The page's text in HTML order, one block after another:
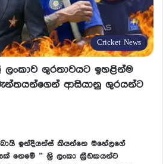
Cricket News
ලංකාව ශුරතාවයට ඉහළින්ම
ආසියානු ශුරයන්ට
ඉන්දියන්ස් කියන්නෙ මහේලගේ
නෙමේ ” ශ්‍රි ලංකා ක්‍රීඩකයන්ට